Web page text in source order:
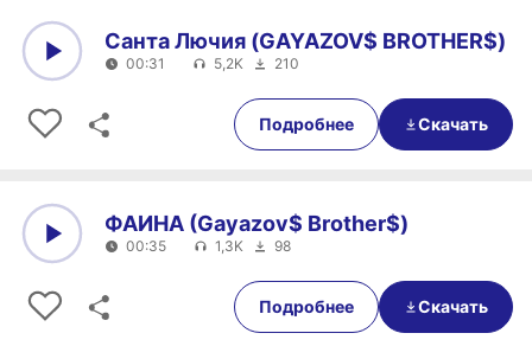
00:31
Санта Лючия (GAYAZOV$ BROTHER$)
00:31 5,2K 210
Подробнее Скачать
00:35
ФАИНА (Gayazov$ Brother$)
00:35 1,3K 98
Подробнее Скачать